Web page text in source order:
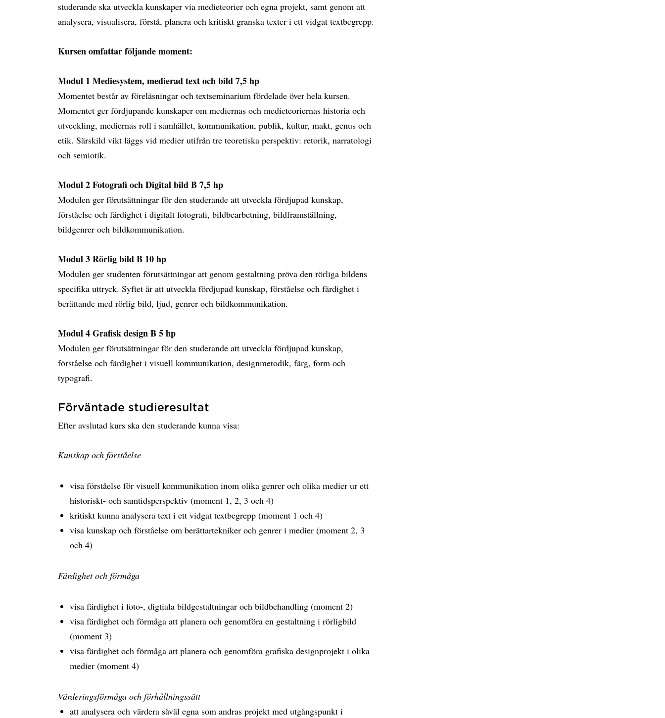
studerande ska utveckla kunskaper via medieteorier och egna projekt, samt genom att
analysera, visualisera, förstå, planera och kritiskt granska texter i ett vidgat textbegrepp.
Kursen omfattar följande moment:
Modul 1 Mediesystem, medierad text och bild 7,5 hp
Momentet består av föreläsningar och textseminarium fördelade över hela kursen.
Momentet ger fördjupande kunskaper om mediernas och medieteoriernas historia och
utveckling, mediernas roll i samhället, kommunikation, publik, kultur, makt, genus och
etik. Särskild vikt läggs vid medier utifrån tre teoretiska perspektiv: retorik, narratologi
och semiotik.
Modul 2 Fotografi och Digital bild B 7,5 hp
Modulen ger förutsättningar för den studerande att utveckla fördjupad kunskap,
förståelse och färdighet i digitalt fotografi, bildbearbetning, bildframställning,
bildgenrer och bildkommunikation.
Modul 3 Rörlig bild B 10 hp
Modulen ger studenten förutsättningar att genom gestaltning pröva den rörliga bildens
specifika uttryck. Syftet är att utveckla fördjupad kunskap, förståelse och färdighet i
berättande med rörlig bild, ljud, genrer och bildkommunikation.
Modul 4 Grafisk design B 5 hp
Modulen ger förutsättningar för den studerande att utveckla fördjupad kunskap,
förståelse och färdighet i visuell kommunikation, designmetodik, färg, form och
typografi.
Förväntade studieresultat
Efter avslutad kurs ska den studerande kunna visa:
Kunskap och förståelse
visa förståelse för visuell kommunikation inom olika genrer och olika medier ur ett
historiskt- och samtidsperspektiv (moment 1, 2, 3 och 4)
kritiskt kunna analysera text i ett vidgat textbegrepp (moment 1 och 4)
visa kunskap och förståelse om berättartekniker och genrer i medier (moment 2, 3
och 4)
Färdighet och förmåga
visa färdighet i foto-, digtiala bildgestaltningar och bildbehandling (moment 2)
visa färdighet och förmåga att planera och genomföra en gestaltning i rörligbild
(moment 3)
visa färdighet och förmåga att planera och genomföra grafiska designprojekt i olika
medier (moment 4)
Värderingsförmåga och förhållningssätt
att analysera och värdera såväl egna som andras projekt med utgångspunkt i